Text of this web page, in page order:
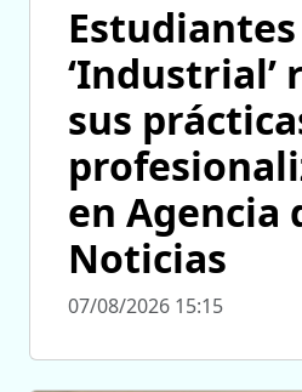
‘Industrial’
sus
en Agencia
Noticias
07/08/2026 15:15